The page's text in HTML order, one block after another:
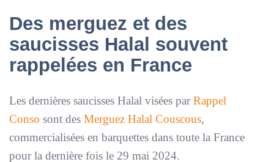
Des merguez et des
saucisses Halal souvent
rappelées en France
Les dernières saucisses Halal visées par Rappel
Conso sont des Merguez Halal Couscous,
commercialisées en barquettes dans toute la France
pour la dernière fois le 29 mai 2024.